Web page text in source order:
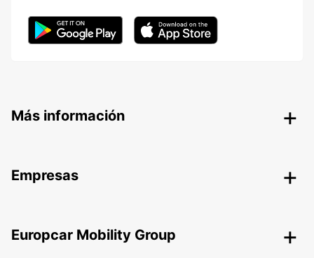
Más información
Empresas
Europcar Mobility Group